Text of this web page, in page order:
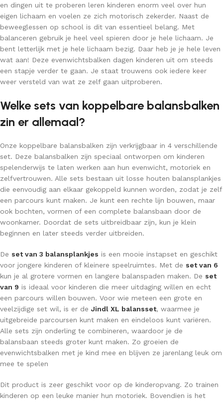
en dingen uit te proberen leren kinderen enorm veel over hun
eigen lichaam en voelen ze zich motorisch zekerder. Naast de
beweeglessen op school is dit van essentieel belang. Met
balanceren gebruik je heel veel spieren door je hele lichaam. Je
bent letterlijk met je hele lichaam bezig. Daar heb je je hele leven
wat aan! Deze evenwichtsbalken dagen kinderen uit om steeds
een stapje verder te gaan. Je staat trouwens ook iedere keer
weer versteld van wat ze zelf gaan uitproberen.
Welke sets van koppelbare balansbalken
zin er allemaal?
Onze koppelbare balansbalken zijn verkrijgbaar in 4 verschillende
set. Deze balansbalken zijn speciaal ontworpen om kinderen
spelenderwijs te laten werken aan hun evenwicht, motoriek en
zelfvertrouwen. Alle sets bestaan uit losse houten balansplankjes
die eenvoudig aan elkaar gekoppeld kunnen worden, zodat je zelf
een parcours kunt maken. Je kunt een rechte lijn bouwen, maar
ook bochten, vormen of een complete balansbaan door de
woonkamer. Doordat de sets uitbreidbaar zijn, kun je klein
beginnen en later steeds verder uitbreiden.
De set van 3 balansplankjes is een mooie instapset en geschikt
voor jongere kinderen of kleinere speelruimtes. Met de set van 6
kun je al grotere vormen en langere balanspaden maken. De set
van 9 is ideaal voor kinderen die meer uitdaging willen en echt
een parcours willen bouwen. Voor wie meteen een grote en
veelzijdige set wil, is er de Jindl XL balansset, waarmee je
uitgebreide parcoursen kunt maken en eindeloos kunt variëren.
Alle sets zijn onderling te combineren, waardoor je de
balansbaan steeds groter kunt maken. Zo groeien de
evenwichtsbalken met je kind mee en blijven ze jarenlang leuk om
mee te spelen
Dit product is zeer geschikt voor op de kinderopvang. Zo trainen
kinderen op een leuke manier hun motoriek. Bovendien is het